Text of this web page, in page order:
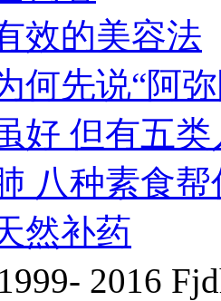
效的美容法
何先说“阿
好 但有五
八种素食帮
然补药
2016